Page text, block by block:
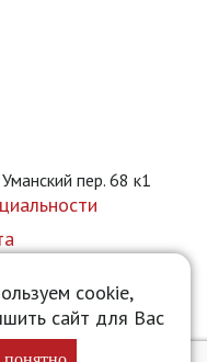
cookie,
сайт для Вас
пер. 68 к1
upiterhall.ru